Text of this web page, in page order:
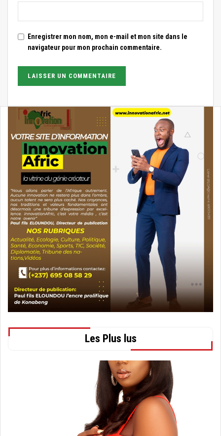
Enregistrer mon nom, mon e-mail et mon site dans le
navigateur pour mon prochain commentaire.
Les Plus lus